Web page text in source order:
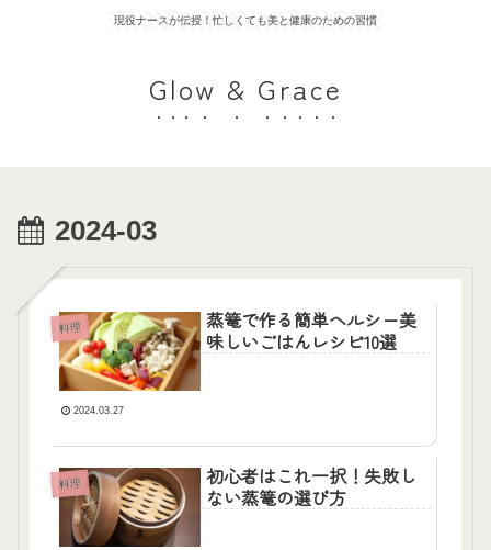
現役ナースが伝授！忙しくても美と健康のための習慣
Glow & Grace
2024-03
料理
蒸篭で作る簡単ヘルシー美
味しいごはんレシピ10選
2024.03.27
料理
初心者はこれ一択！失敗し
ない蒸篭の選び方